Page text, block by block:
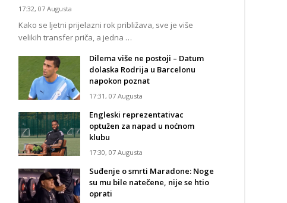
17:32, 07 Augusta
Kako se ljetni prijelazni rok približava, sve je više
velikih transfer priča, a jedna …
Dilema više ne postoji – Datum
dolaska Rodrija u Barcelonu
napokon poznat
17:31, 07 Augusta
Engleski reprezentativac
optužen za napad u noćnom
klubu
17:30, 07 Augusta
Suđenje o smrti Maradone: Noge
su mu bile natečene, nije se htio
oprati